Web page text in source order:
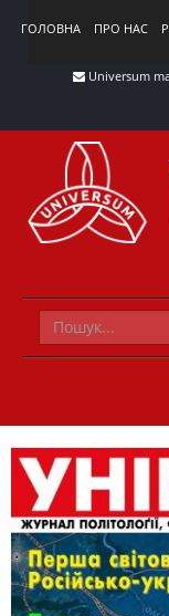
ГОЛОВНА ПРО НАС
Universum